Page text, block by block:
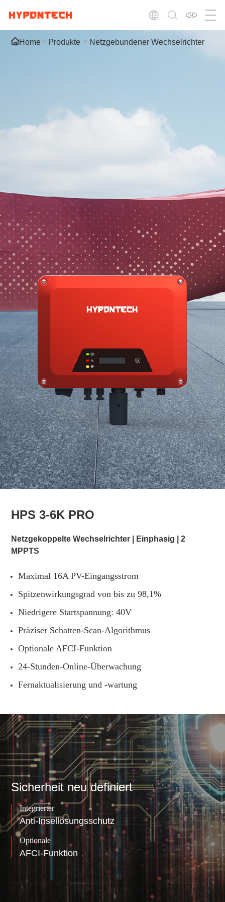
HPS 3-6K PRO
Netzgekoppelte Wechselrichter | Einphasig | 2
MPPTS
Maximal 16A PV-Eingangsstrom
Spitzenwirkungsgrad von bis zu 98,1%
Niedrigere Startspannung: 40V
Präziser Schatten-Scan-Algorithmus
Optionale AFCI-Funktion
24-Stunden-Online-Überwachung
Fernaktualisierung und -wartung
Home Produkte Netzgebundener Wechselrichter
Sicherheit neu definiert
Integrierter
Anti-Insellösungsschutz
Optionale
AFCI-Funktion